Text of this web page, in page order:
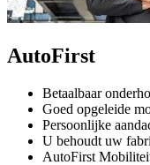
AutoFirst
Betaalbaar
Goed opgeleide
Persoonlijke
U behoudt uw
AutoFirst